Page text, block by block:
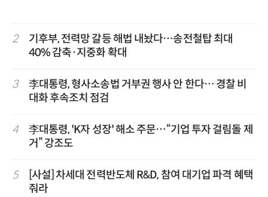
2
기후부, 전력망 갈등 해법 내놨다…송전철탑 최대
40% 감축·지중화 확대
3
李대통령, 형사소송법 거부권 행사 안 한다… 경찰 비
대화 후속조치 점검
4
李대통령, 'K자 성장' 해소 주문…“기업 투자 걸림돌 제
거” 강조도
5
[사설] 차세대 전력반도체 R&D, 참여 대기업 파격 혜택
줘라